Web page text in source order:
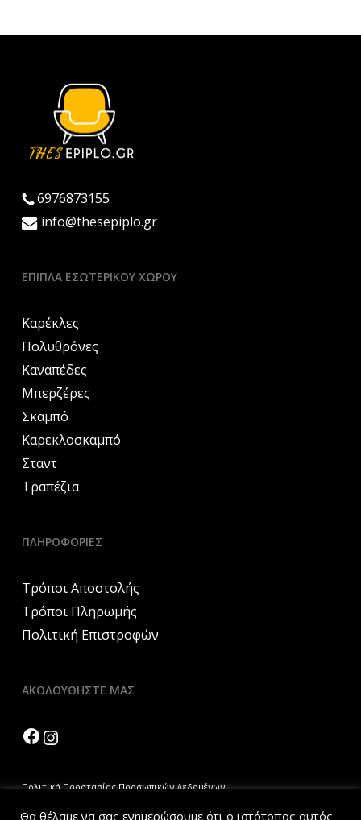
6976873155
info@thesepiplo.gr
ΈΠΙΠΛΑ ΕΣΩΤΕΡΙΚΟΎ ΧΏΡΟΥ
Καρέκλες
Πολυθρόνες
Καναπέδες
Μπερζέρες
Σκαμπό
Καρεκλοσκαμπό
Σταντ
Τραπέζια
ΠΛΗΡΟΦΟΡΙΕΣ
Τρόποι Αποστολής
Τρόποι Πληρωμής
Πολιτική Επιστροφών
ΑΚΟΛΟΥΘΗΣΤΕ ΜΑΣ
Facebook
Πολιτική Προστασίας Προσωπικών Δεδομένων
Πολιτική Cookies
Θα θέλαμε να σας ενημερώσουμε ότι ο ιστότοπος αυτός